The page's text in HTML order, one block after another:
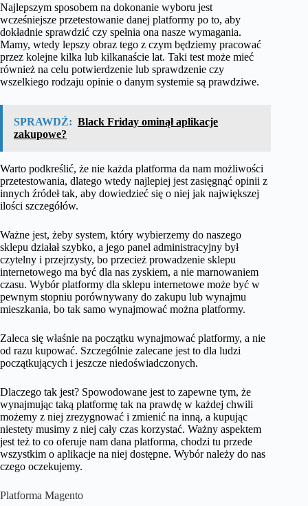
Najlepszym sposobem na dokonanie wyboru jest
wcześniejsze przetestowanie danej platformy po to, aby
dokładnie sprawdzić czy spełnia ona nasze wymagania.
Mamy, wtedy lepszy obraz tego z czym będziemy pracować
przez kolejne kilka lub kilkanaście lat. Taki test może mieć
również na celu potwierdzenie lub sprawdzenie czy
wszelkiego rodzaju opinie o danym systemie są prawdziwe.
SPRAWDŹ: Black Friday ominął aplikacje
zakupowe?
Warto podkreślić, że nie każda platforma da nam możliwości
przetestowania, dlatego wtedy najlepiej jest zasięgnąć opinii z
innych źródeł tak, aby dowiedzieć się o niej jak największej
ilości szczegółów.
Ważne jest, żeby system, który wybierzemy do naszego
sklepu działał szybko, a jego panel administracyjny był
czytelny i przejrzysty, bo przecież prowadzenie sklepu
internetowego ma być dla nas zyskiem, a nie marnowaniem
czasu. Wybór platformy dla sklepu internetowe może być w
pewnym stopniu porównywany do zakupu lub wynajmu
mieszkania, bo tak samo wynajmować można platformy.
Zaleca się właśnie na początku wynajmować platformy, a nie
od razu kupować. Szczególnie zalecane jest to dla ludzi
początkujących i jeszcze niedoświadczonych.
Dlaczego tak jest? Spowodowane jest to zapewne tym, że
wynajmując taką platformę tak na prawdę w każdej chwili
możemy z niej zrezygnować i zmienić na inną, a kupując
niestety musimy z niej cały czas korzystać. Ważny aspektem
jest też to co oferuje nam dana platforma, chodzi tu przede
wszystkim o aplikacje na niej dostępne. Wybór należy do nas
czego oczekujemy.
Platforma Magento